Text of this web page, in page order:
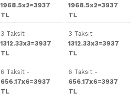
1968.5x2=3937
TL
3 Taksit -
1312.33x3=3937
TL
6 Taksit -
656.17x6=3937
TL
1968.5x2=3937
TL
3 Taksit -
1312.33x3=3937
TL
6 Taksit -
656.17x6=3937
TL